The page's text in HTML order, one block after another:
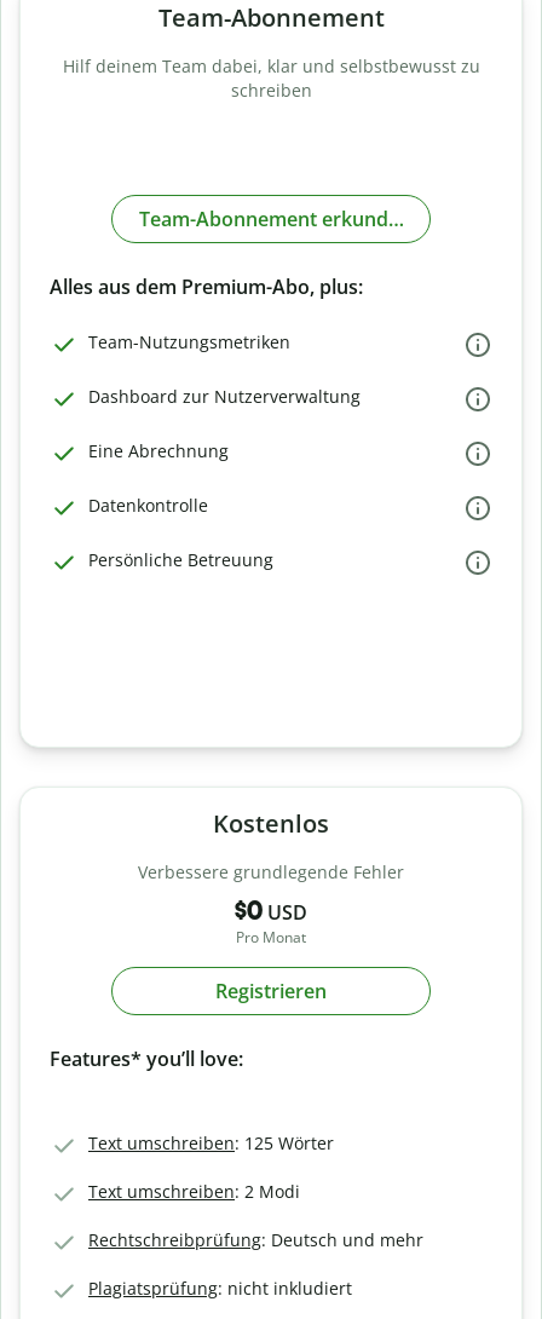
Team-Abonnement
Hilf deinem Team dabei, klar und selbstbewusst zu
schreiben
Team-Abonnement erkunden
Alles aus dem Premium-Abo, plus:
Team-Nutzungsmetriken
Dashboard zur Nutzerverwaltung
Eine Abrechnung
Datenkontrolle
Persönliche Betreuung
Kostenlos
Verbessere grundlegende Fehler
$0 USD
Pro Monat
Registrieren
Features* you’ll love:
Text umschreiben: 125 Wörter
Text umschreiben: 2 Modi
Rechtschreibprüfung: Deutsch und mehr
Plagiatsprüfung: nicht inkludiert